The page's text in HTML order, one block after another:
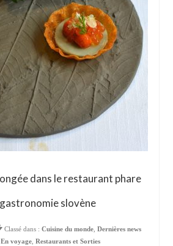
dans le restaurant phare
slovène
Classé dans : Cuisine du monde, Dernières news
En voyage Restaurants et Sorties